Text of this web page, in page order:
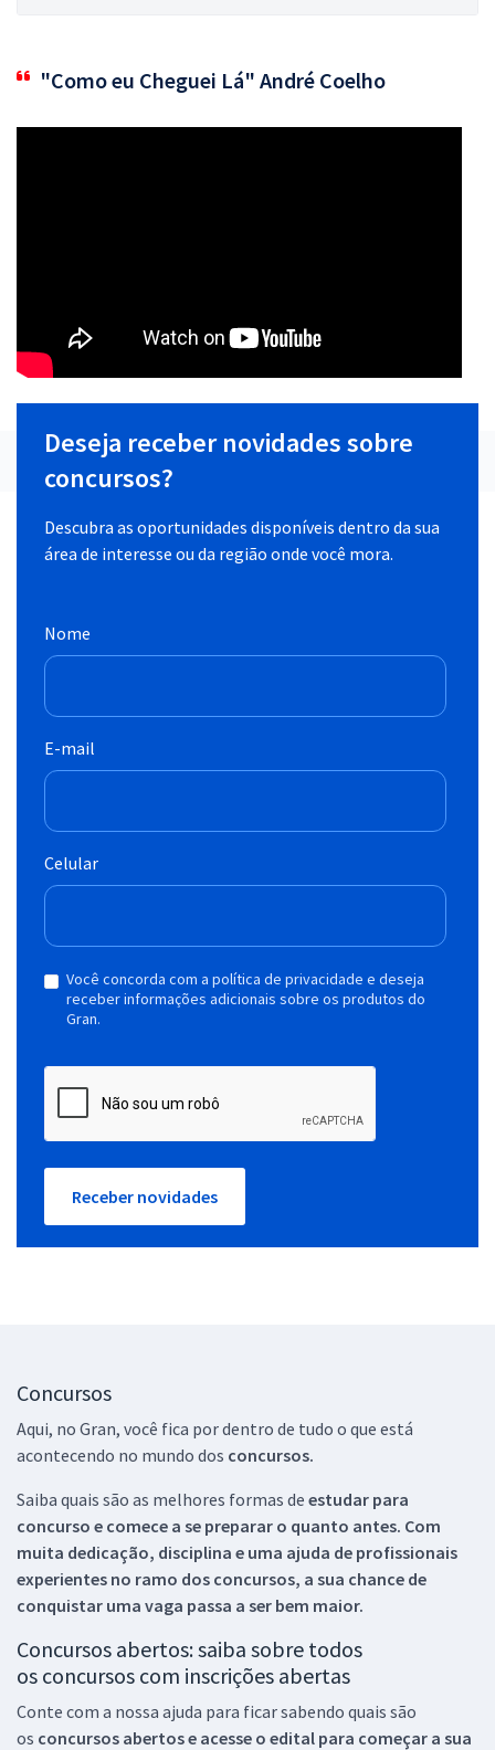
"Como eu Cheguei Lá" André Coelho
Deseja receber novidades sobre
concursos?
Descubra as oportunidades disponíveis dentro da sua
área de interesse ou da região onde você mora.
Nome
E-mail
Celular
Você concorda com a política de privacidade e deseja
receber informações adicionais sobre os produtos do
Gran.
Receber novidades
Concursos
Aqui, no Gran, você fica por dentro de tudo o que está
acontecendo no mundo dos concursos.
Saiba quais são as melhores formas de estudar para
concurso e comece a se preparar o quanto antes. Com
muita dedicação, disciplina e uma ajuda de profissionais
experientes no ramo dos concursos, a sua chance de
conquistar uma vaga passa a ser bem maior.
Concursos abertos: saiba sobre todos
os concursos com inscrições abertas
Conte com a nossa ajuda para ficar sabendo quais são
os concursos abertos e acesse o edital para começar a sua